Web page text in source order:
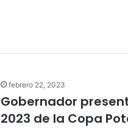
febrero 22, 2023
Gobernador
2023 de la Copa